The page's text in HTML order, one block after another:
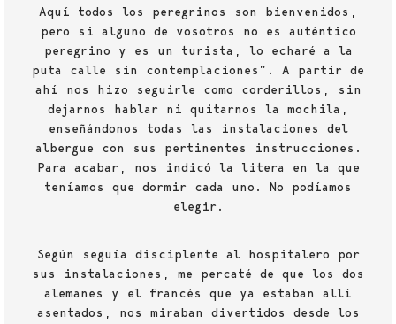
Aquí todos los peregrinos son bienvenidos,
pero si alguno de vosotros no es auténtico
peregrino y es un turista, lo echaré a la
puta calle sin contemplaciones”. A partir de
ahí nos hizo seguirle como corderillos, sin
dejarnos hablar ni quitarnos la mochila,
enseñándonos todas las instalaciones del
albergue con sus pertinentes instrucciones.
Para acabar, nos indicó la litera en la que
teníamos que dormir cada uno. No podíamos
elegir.
Según seguía disciplente al hospitalero por
sus instalaciones, me percaté de que los dos
alemanes y el francés que ya estaban allí
asentados, nos miraban divertidos desde los